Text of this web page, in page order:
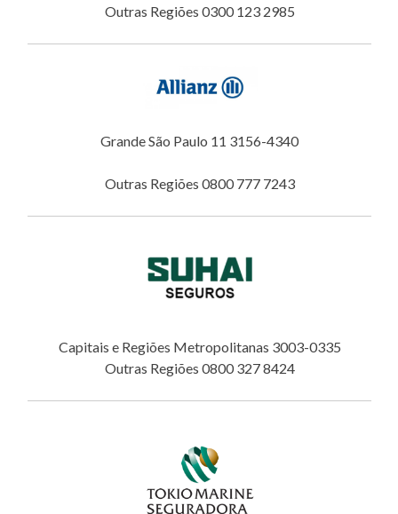
Outras Regiões 0300 123 2985
Grande São Paulo 11 3156-4340
Outras Regiões 0800 777 7243
Capitais e Regiões Metropolitanas 3003-0335
Outras Regiões 0800 327 8424